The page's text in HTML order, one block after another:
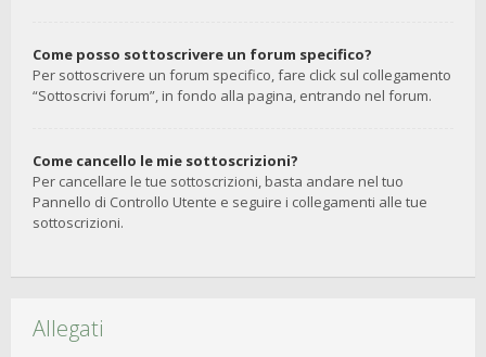
Come posso sottoscrivere un forum specifico?
Per sottoscrivere un forum specifico, fare click sul collegamento
“Sottoscrivi forum”, in fondo alla pagina, entrando nel forum.
Come cancello le mie sottoscrizioni?
Per cancellare le tue sottoscrizioni, basta andare nel tuo
Pannello di Controllo Utente e seguire i collegamenti alle tue
sottoscrizioni.
Allegati